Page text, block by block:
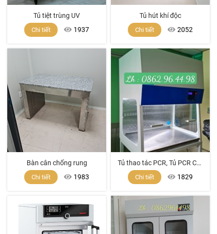
Tủ tiệt trùng UV
Chi tiết 1937
Tủ hút khí độc
Chi tiết 2052
Bàn cân chống rung
Chi tiết 1983
Tủ thao tác PCR, Tủ PCR Cabinets, tủ pcr giá tốt
Chi tiết 1829